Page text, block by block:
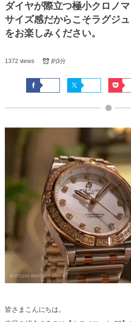
ダイヤが際立つ極小クロノ
サイズ感だからこそラグジ
をお楽しみください。
1372 views 約3分
皆さまこんにちは。